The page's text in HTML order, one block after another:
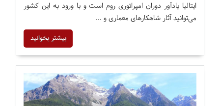
ایتالیا یادآور دوران امپراتوری روم است و با ورود به این کشور
می‌توانید آثار شاهکارهای معماری و ...
بیشتر بخوانید